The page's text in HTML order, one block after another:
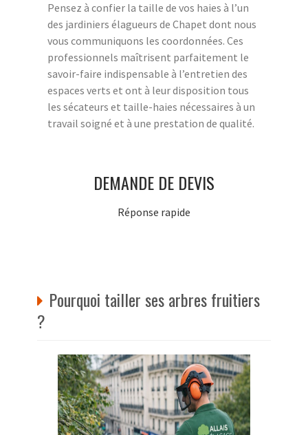
Pensez à confier la taille de vos haies à l’un
des jardiniers élagueurs de Chapet dont nous
vous communiquons les coordonnées. Ces
professionnels maîtrisent parfaitement le
savoir-faire indispensable à l’entretien des
espaces verts et ont à leur disposition tous
les sécateurs et taille-haies nécessaires à un
travail soigné et à une prestation de qualité.
DEMANDE DE DEVIS
Réponse rapide
Pourquoi tailler ses arbres fruitiers
?